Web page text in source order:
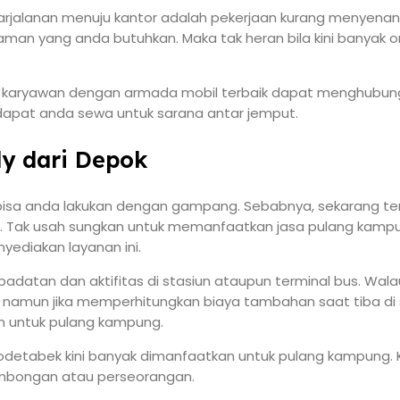
menuju kantor adalah pekerjaan kurang
yang anda butuhkan. Maka tak heran bila kini
dengan armada mobil terbaik dapat
anda sewa untuk sarana antar jemput.
dari Depok
anda lakukan dengan gampang. Sebabnya, sekarang
usah sungkan untuk memanfaatkan jasa pulang
layanan ini.
dan aktifitas di stasiun ataupun terminal bus.
jika memperhitungkan biaya tambahan saat tiba
untuk pulang kampung.
kini banyak dimanfaatkan untuk pulang
atau perseorangan.